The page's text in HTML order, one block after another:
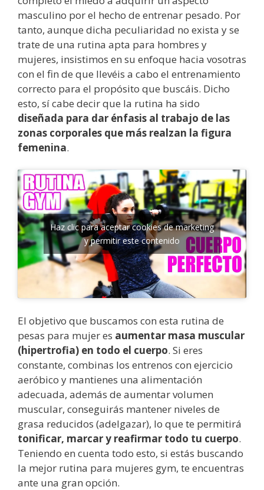
masculino por el hecho de entrenar pesado. Por
tanto, aunque dicha peculiaridad no exista y se
trate de una rutina apta para hombres y
mujeres, insistimos en su enfoque hacia vosotras
con el fin de que llevéis a cabo el entrenamiento
correcto para el propósito que buscáis. Dicho
esto, sí cabe decir que la rutina ha sido
diseñada para dar énfasis al trabajo de las
zonas corporales que más realzan la figura
femenina.
Haz clic para aceptar cookies de marketing
y permitir este contenido
El objetivo que buscamos con esta rutina de
pesas para mujeres aumentar masa muscular
(hipertrofia) en todo el cuerpo. Si eres
constante, combinas los entrenos con ejercicio
aeróbico y mantienes una alimentación
adecuada, además de aumentar volumen
muscular, conseguirás mantener niveles de
grasa reducidos (adelgazar), lo que te permitirá
tonificar, marcar y reafirmar todo tu cuerpo.
Teniendo en cuenta todo esto, si estás buscando
la mejor rutina para mujeres gym, te encuentras
ante una gran opción.